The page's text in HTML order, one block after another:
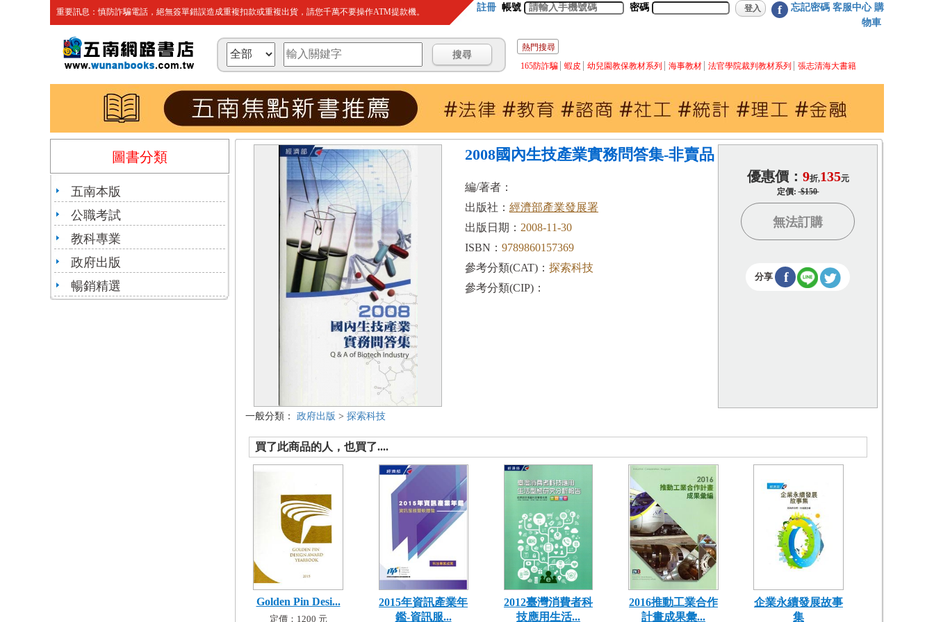
重要訊息：慎防詐騙電話，絕無簽單錯誤造成重複扣款或重複出貨，請您千萬不要操作ATM提款機。 註冊 帳號 密碼 f 忘記密碼 客服中心 購
物車
熱門搜尋
165防詐騙
蝦皮 幼兒園教保教材系列 海事教材 法官學院裁判教材系列 張志清海大書籍
圖書分類
五南本版
公職考試
教科專業
政府出版
暢銷精選
一般分類： 政府出版 > 探索科技
2008國內生技產業實務問答集-非賣品
編/著者：
出版社： 經濟部產業發展署
出版日期： 2008-11-30
ISBN： 9789860157369
參考分類(CAT)： 探索科技
參考分類(CIP)：
優惠價： 9折,135元
定價:$150
無法訂購
分享 f
買了此商品的人，也買了....
Golden Pin Desi...
定價：1200 元
2015年資訊產業年
鑑-資訊服...
2012臺灣消費者科
技應用生活...
2016推動工業合作
計畫成果彙...
企業永續發展故事
集